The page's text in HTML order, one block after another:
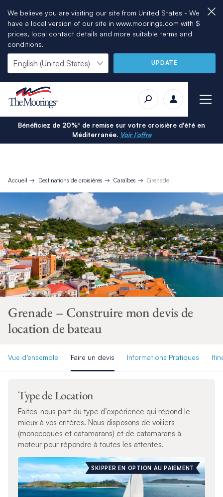
We believe you are visiting our site from United States - We
have a local version of our site in www.moorings.com with $
prices, local contact details and more suitable terms and
conditions.
UPDATE
Bénéficiez de 20%* de remise sur votre croisière d'été en
Méditerranée. Voir l'offre
Accueil Destinations de croisières Caraïbes Grenade
Grenade – Construire mon devis de
location de bateau
Vue d’ensemble Faire un devis Informations Pratiques
Type de Location
Faites-nous part du type d’expérience qui répond le
mieux à vos critères. Nous disposons de voiliers
(monocoques et catamarans) et de catamarans à
moteur pour répondre à toutes les attentes.
SKIPPER EN OPTION AU PAIEMENT